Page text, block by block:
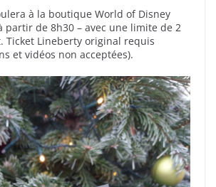
à la boutique World of Disney
partir de 8h30 – avec une limite de 2
Ticket Lineberty original requis
et vidéos non acceptées).